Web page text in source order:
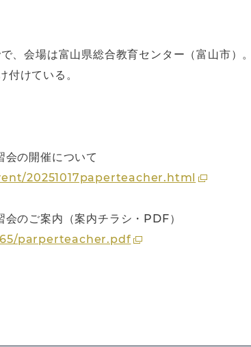
、会場は富山県総合教育センター（富山市）
付けている。
会の開催について
20251017paperteacher.html
のご案内（案内チラシ・PDF）
parperteacher.pdf